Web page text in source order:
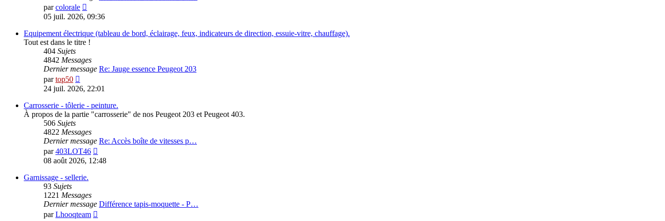
parcolorale
le
message
05 juil. 2026, 09:36
Equipement électrique (tableau de bord, éclairage, feux, indicateurs de direction, essuie-vitre, chauffage).
Tout est dans le titre !
404 Sujets
4842 Messages
Dernier message Re: Jauge essence Peugeot 203
partop50
le
dernier
message
24 juil. 2026, 22:01
Carrosserie - tôlerie - peinture.
À propos de la partie "carrosserie" de nos Peugeot 203 et Peugeot 403.
506 Sujets
4822 Messages
Dernier message Re: Accès boîte de vitesses p…
par403LOT46
le
08 août 2026, 12:48
Garnissage - sellerie.
93 Sujets
1221 Messages
Dernier message Différence tapis-moquette - P…
parLhooqteam